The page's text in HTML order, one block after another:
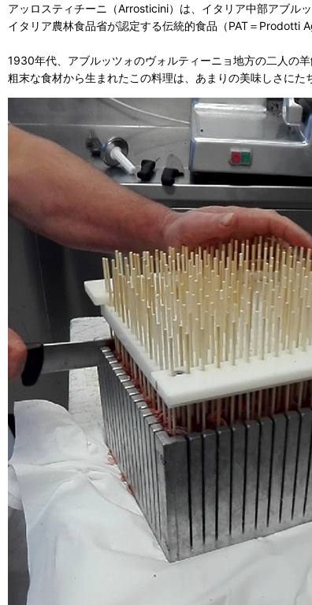
アッロスティチーニ（Arrosticini）は、イタリア中部アブル
イタリア農林食品省が認定する伝統的食品（PAT＝Prodotti
1930年代、アブルッツォのヴォルティーニョ地方の二人の
粗末な食材から生まれたこの料理は、あまりの美味しさにた